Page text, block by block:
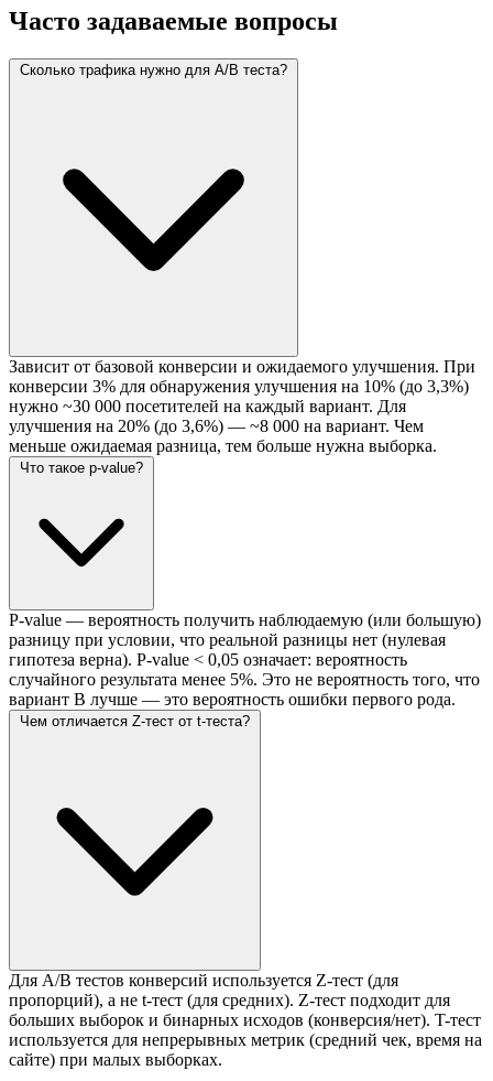
Часто задаваемые вопросы
Сколько трафика нужно для A/B теста?
Зависит от базовой конверсии и ожидаемого улучшения. При
конверсии 3% для обнаружения улучшения на 10% (до 3,3%)
нужно ~30 000 посетителей на каждый вариант. Для
улучшения на 20% (до 3,6%) — ~8 000 на вариант. Чем
меньше ожидаемая разница, тем больше нужна выборка.
Что такое p-value?
P-value — вероятность получить наблюдаемую (или большую)
разницу при условии, что реальной разницы нет (нулевая
гипотеза верна). P-value < 0,05 означает: вероятность
случайного результата менее 5%. Это не вероятность того, что
вариант B лучше — это вероятность ошибки первого рода.
Чем отличается Z-тест от t-теста?
Для A/B тестов конверсий используется Z-тест (для
пропорций), а не t-тест (для средних). Z-тест подходит для
больших выборок и бинарных исходов (конверсия/нет). T-тест
используется для непрерывных метрик (средний чек, время на
сайте) при малых выборках.